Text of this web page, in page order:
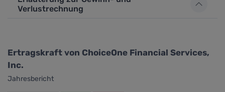
Verlustrechnung
Ertragskraft von ChoiceOne Financial Services,
Inc.
Jahresbericht